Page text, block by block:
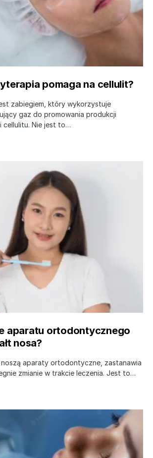
pomaga na cellulit?
zabiegiem, który wykorzystuje
gaz do promowania produkcji
cellulitu. Nie jest to…
aparatu ortodontycznego
nosa?
aparaty ortodontyczne, zastanawia
zmianie w trakcie leczenia. Jest to…